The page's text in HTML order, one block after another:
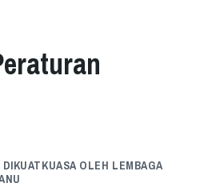
OLEH LEMBAGA